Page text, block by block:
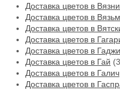
Доставка цветов в
Доставка цветов в
Доставка цветов в
Доставка цветов в
Доставка цветов в
Доставка цветов в Гай
Доставка цветов в Галич
Доставка цветов в